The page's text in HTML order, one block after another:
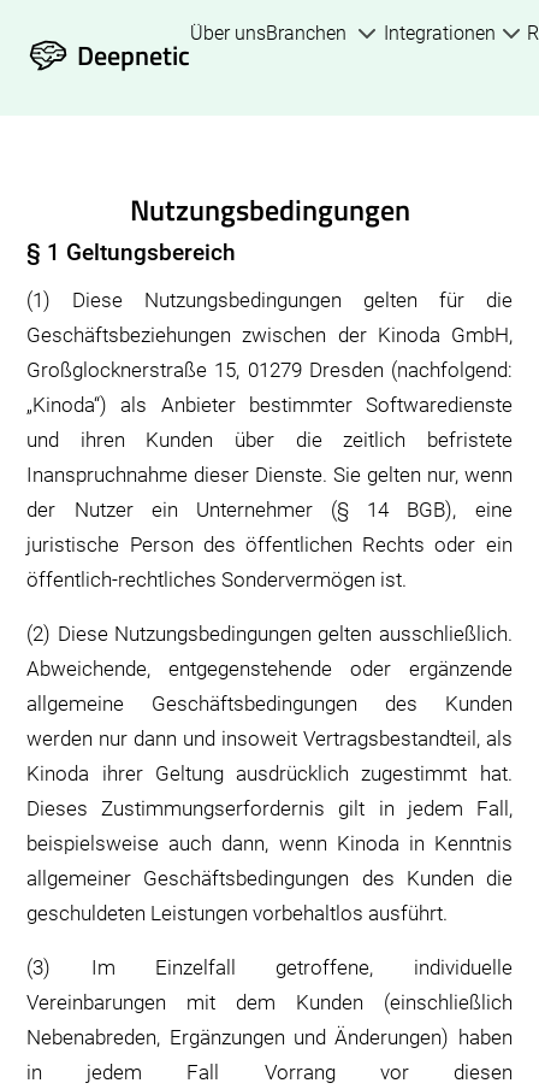
Deepnetic
Über unsBranchen Integrationen
Nutzungsbedingungen
§ 1 Geltungsbereich
(1) Diese Nutzungsbedingungen gelten für die
Geschäftsbeziehungen zwischen der Kinoda GmbH,
Großglocknerstraße 15, 01279 Dresden (nachfolgend:
„Kinoda“) als Anbieter bestimmter Softwaredienste
und ihren Kunden über die zeitlich befristete
Inanspruchnahme dieser Dienste. Sie gelten nur, wenn
der Nutzer ein Unternehmer (§ 14 BGB), eine
juristische Person des öffentlichen Rechts oder ein
öffentlich-rechtliches Sondervermögen ist.
(2) Diese Nutzungsbedingungen gelten ausschließlich.
Abweichende, entgegenstehende oder ergänzende
allgemeine Geschäftsbedingungen des Kunden
werden nur dann und insoweit Vertragsbestandteil, als
Kinoda ihrer Geltung ausdrücklich zugestimmt hat.
Dieses Zustimmungserfordernis gilt in jedem Fall,
beispielsweise auch dann, wenn Kinoda in Kenntnis
allgemeiner Geschäftsbedingungen des Kunden die
geschuldeten Leistungen vorbehaltlos ausführt.
(3) Im Einzelfall getroffene, individuelle
Vereinbarungen mit dem Kunden (einschließlich
Nebenabreden, Ergänzungen und Änderungen) haben
in jedem Fall Vorrang vor diesen